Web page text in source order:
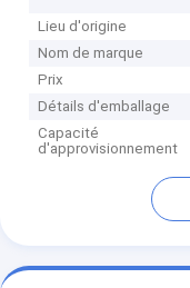
Lieu d'origine
Nom de marque
Prix
Détails d'emballage
Capacité
d'approvisionnement